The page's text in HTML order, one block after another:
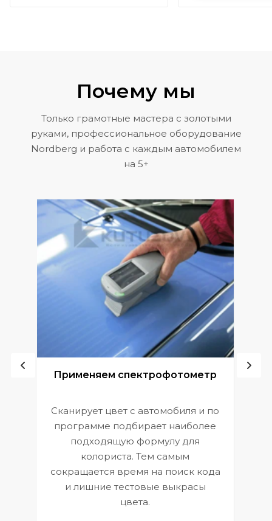
Почему мы
Только грамотные мастера с золотыми
руками, профессиональное оборудование
Nordberg и работа с каждым автомобилем
на 5+
Применяем спектрофотометр
Сканирует цвет с автомобиля и по
программе подбирает наиболее
подходящую формулу для
колориста. Тем самым
сокращается время на поиск кода
и лишние тестовые выкрасы
цвета.